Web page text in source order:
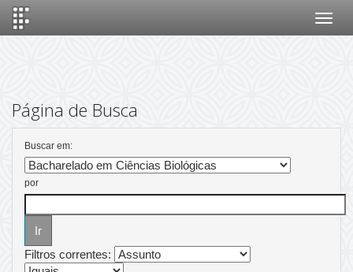
Página de Busca
Buscar em:
por
Filtros correntes: